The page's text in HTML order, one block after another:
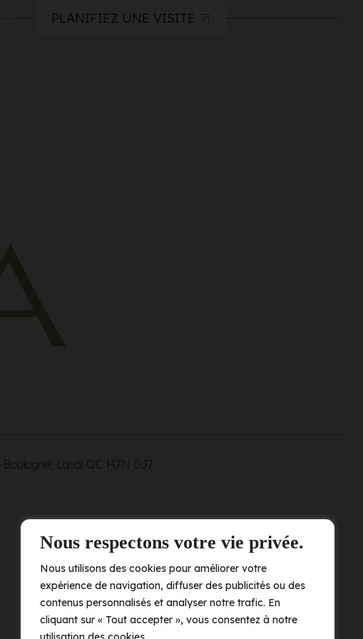
Nous respectons votre vie privée.
Nous utilisons des cookies pour améliorer votre
expérience de navigation, diffuser des publicités ou des
contenus personnalisés et analyser notre trafic. En
cliquant sur « Tout accepter », vous consentez à notre
PLANIFIEZ UNE VISITE
Laval QC H7N 0J7